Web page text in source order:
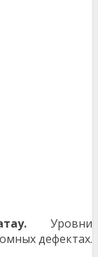
Уровни
дефектах.